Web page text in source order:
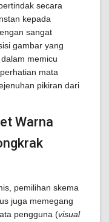
secara
kepada
sangat
gambar yang
memicu
mata
pikiran dari
Warna
pemilihan skema
juga memegang
pengguna (visual